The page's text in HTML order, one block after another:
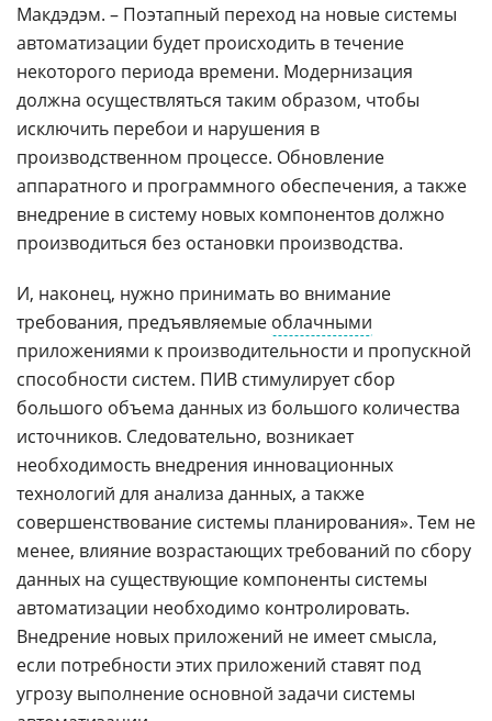
Макдэдэм. – Поэтапный переход на новые системы
автоматизации будет происходить в течение
некоторого периода времени. Модернизация
должна осуществляться таким образом, чтобы
исключить перебои и нарушения в
производственном процессе. Обновление
аппаратного и программного обеспечения, а также
внедрение в систему новых компонентов должно
производиться без остановки производства.
И, наконец, нужно принимать во внимание
требования, предъявляемые облачными
приложениями к производительности и пропускной
способности систем. ПИВ стимулирует сбор
большого объема данных из большого количества
источников. Следовательно, возникает
необходимость внедрения инновационных
технологий для анализа данных, а также
совершенствование системы планирования». Тем не
менее, влияние возрастающих требований по сбору
данных на существующие компоненты системы
автоматизации необходимо контролировать.
Внедрение новых приложений не имеет смысла,
если потребности этих приложений ставят под
угрозу выполнение основной задачи системы